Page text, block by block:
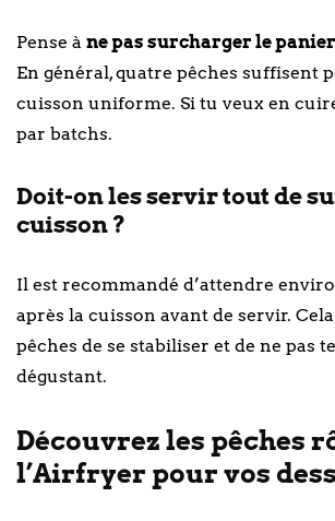
Pense à ne pas surcharger le panier
En général, quatre pêches suffisent
cuisson uniforme. Si tu veux en
par batchs.
Doit-on les servir tout de
cuisson ?
Il est recommandé d’attendre
après la cuisson avant de servir.
pêches de se stabiliser et de ne pas
dégustant.
Découvrez les pêches
l’Airfryer pour vos